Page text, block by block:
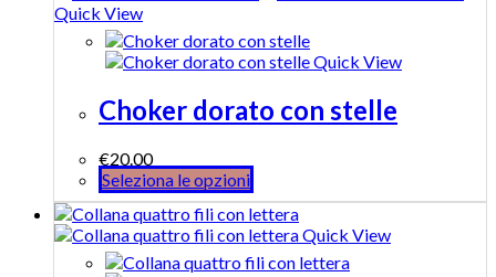
Quick View
Quick View
Choker dorato con stelle
€20.00
Seleziona le opzioni
Quick View